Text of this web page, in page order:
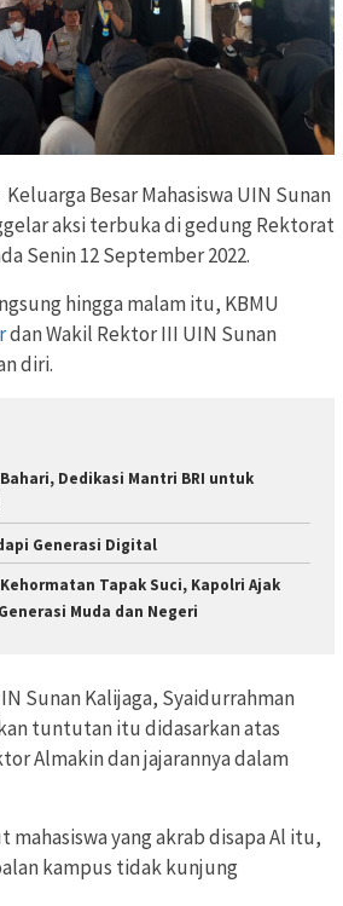
Keluarga Besar Mahasiswa UIN Sunan
aksi terbuka di gedung Rektorat
Senin 12 September 2022.
hingga malam itu, KBMU
dan Wakil Rektor III UIN Sunan
diri.
Dedikasi Mantri BRI untuk
Generasi Digital
Tapak Suci, Kapolri Ajak
Muda dan Negeri
Sunan Kalijaga, Syaidurrahman
tuntutan itu didasarkan atas
Almakin dan jajarannya dalam
yang akrab disapa Al itu,
kampus tidak kunjung